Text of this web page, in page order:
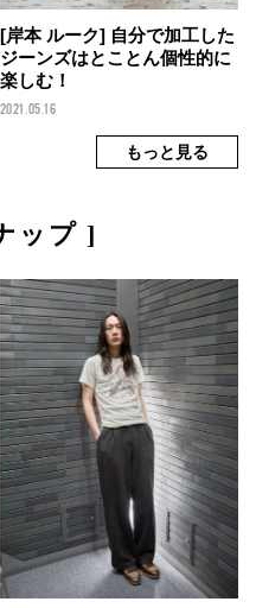
[岸本 ルーク] 自分で加工した
ジーンズはとことん個性的に
楽しむ！
2021.05.16
ップ ]